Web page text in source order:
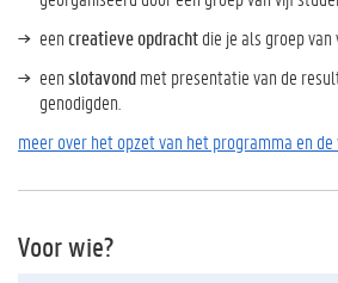
eencreatieve opdrachtdie je als groep
eenslotavondmet presentatie van de
genodigden.
meer over het opzet van het programma en
Voor wie?